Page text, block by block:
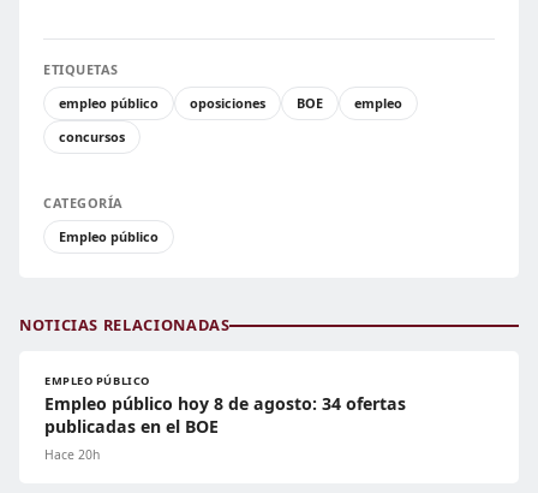
ETIQUETAS
empleo público
oposiciones BOE
empleo
concursos
CATEGORÍA
Empleo público
NOTICIAS RELACIONADAS
EMPLEO PÚBLICO
Empleo público hoy 8 de agosto: 34 ofertas
publicadas en el BOE
Hace 20h